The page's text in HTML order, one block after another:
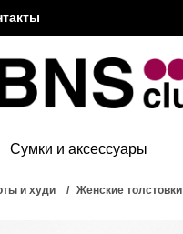
Сумки и аксессуары
и худи Женские толстовки